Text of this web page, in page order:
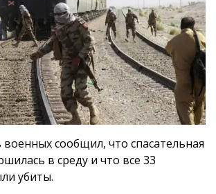
сообщил, что спасательная
в среду и что все 33
убиты.